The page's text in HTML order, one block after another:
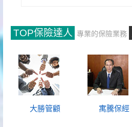
TOP保險達人 專業的保險業務
大勝管顧 寓騰保經